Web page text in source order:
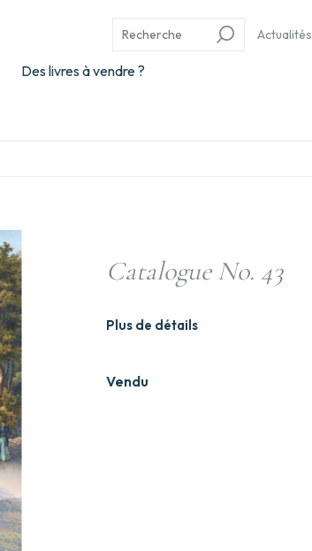
Des livres à vendre ?
Actualités
Catalogue No. 43
Vendu
Plus de détails